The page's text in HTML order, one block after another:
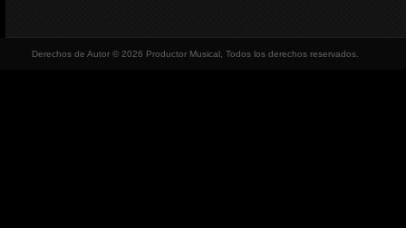
Derechos de Autor © 2026 Productor Musical, Todos los derechos reservados.